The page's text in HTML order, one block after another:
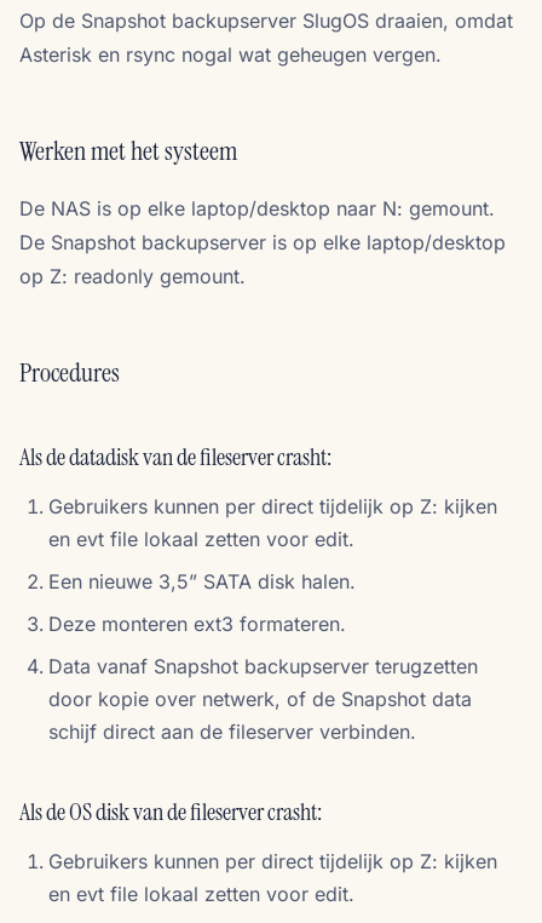
Op de Snapshot backupserver SlugOS draaien, omdat
Asterisk en rsync nogal wat geheugen vergen.
Werken met het systeem
De NAS is op elke laptop/desktop naar N: gemount.
De Snapshot backupserver is op elke laptop/desktop
op Z: readonly gemount.
Procedures
Als de datadisk van de fileserver crasht:
Gebruikers kunnen per direct tijdelijk op Z: kijken
en evt file lokaal zetten voor edit.
Een nieuwe 3,5” SATA disk halen.
Deze monteren ext3 formateren.
Data vanaf Snapshot backupserver terugzetten
door kopie over netwerk, of de Snapshot data
schijf direct aan de fileserver verbinden.
Als de OS disk van de fileserver crasht:
Gebruikers kunnen per direct tijdelijk op Z: kijken
en evt file lokaal zetten voor edit.